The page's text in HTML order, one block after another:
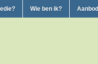
Wie ben ik? Aanbod